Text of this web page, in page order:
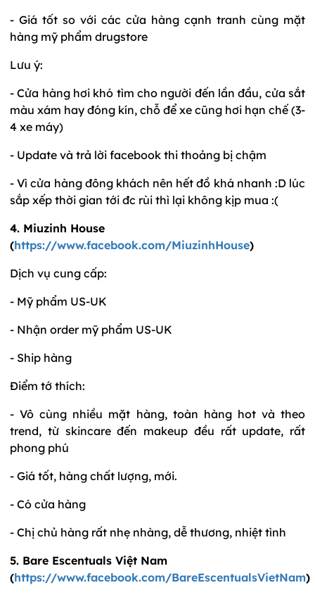
- Giá tốt so với các cửa hàng cạnh tranh cùng mặt
hàng mỹ phẩm drugstore
Lưu ý:
- Cửa hàng hơi khó tìm cho người đến lần đầu, cửa sắt
màu xám hay đóng kín, chỗ để xe cũng hơi hạn chế (3-
4 xe máy)
- Update và trả lời facebook thi thoảng bị chậm
- Vì cửa hàng đông khách nên hết đồ khá nhanh :D lúc
sắp xếp thời gian tới đc rùi thì lại không kịp mua :(
4. Miuzinh House
(https://www.facebook.com/MiuzinhHouse)
Dịch vụ cung cấp:
- Mỹ phẩm US-UK
- Nhận order mỹ phẩm US-UK
- Ship hàng
Điểm tớ thích:
- Vô cùng nhiều mặt hàng, toàn hàng hot và theo
trend, từ skincare đến makeup đều rất update, rất
phong phú
- Giá tốt, hàng chất lượng, mới.
- Có cửa hàng
- Chị chủ hàng rất nhẹ nhàng, dễ thương, nhiệt tình
5. Bare Escentuals Việt Nam
(https://www.facebook.com/BareEscentualsVietNam)